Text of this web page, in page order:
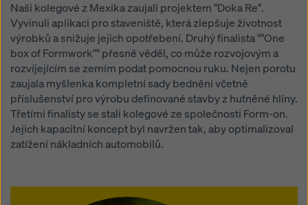
Naši kolegové z Mexika zaujali projektem "Doka Re".
Vyvinuli aplikaci pro staveniště, která zlepšuje životnost
výrobků a snižuje jejich opotřebení. Druhý finalista ""One
box of Formwork"" přesně věděl, co může rozvojovým a
rozvíjejícím se zemím podat pomocnou ruku. Nejen porotu
zaujala myšlenka kompletní sady bednění včetně
příslušenství pro výrobu definované stavby z hutněné hlíny.
Třetími finalisty se stali kolegové ze společnosti Form-on.
Jejich kapacitní koncept byl navržen tak, aby optimalizoval
zatížení nákladních automobilů.
Nabízíme vám také možnost výběru souborů cookie
(pokročilé nastavení souborů cookie).